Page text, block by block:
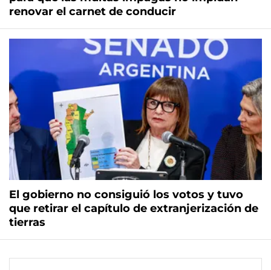
renovar el carnet de conducir
El gobierno no consiguió los votos y tuvo
que retirar el capítulo de extranjerización de
tierras